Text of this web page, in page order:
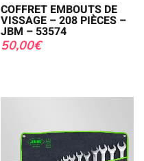
COFFRET EMBOUTS DE
VISSAGE – 208 PIÈCES –
JBM – 53574
50,00€